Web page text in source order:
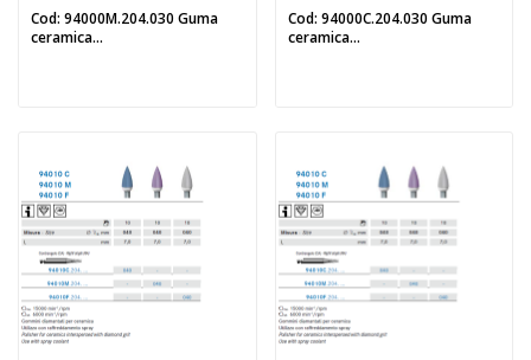
Cod: 94000M.204.030 Guma
ceramica...
Cod: 94000C.204.030 Guma
ceramica...